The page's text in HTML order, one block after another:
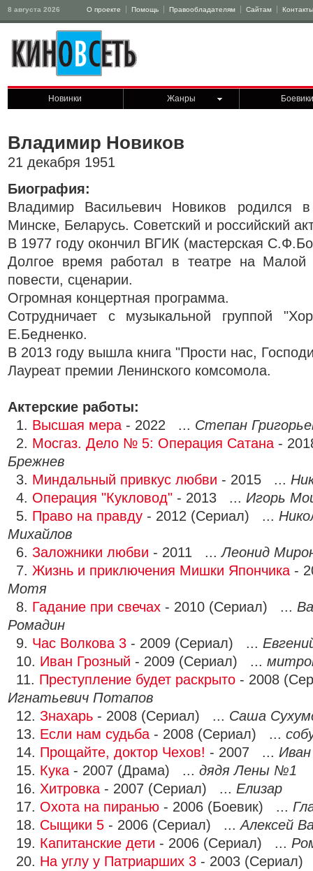
8 августа 2026 О проекте Помощь Правообладателям Сайтам Контакты
Новинки Жанры Боевики
Владимир Новиков
21 декабря 1951
Биография:
Владимир Васильевич Новиков родился в
Минске, Беларусь. Советский и российский
В 1977 году окончил ВГИК (мастерская
Долгое время работал в театре на Малой
повести, сценарии.
Огромная концертная программа.
Сотрудничает с музыкальной группой
Е.Бедненко.
В 2013 году вышла книга "Прости нас,
Лауреат премии Ленинского комсомола.
Актерские работы:
1. Высшая мера - 2022 ... Степан
2. Мосгаз. Дело № 5: Операция Сатана -
Брежнев
3. Миндальный привкус любви - 2015 ...
4. Операция "Кукловод" - 2013 ... Игорь
5. Право на правду - 2012 (Сериал) ...
Михайлов
6. Заложники любви - 2011 ...Леонид
7. Жизнь и приключения Мишки Япончика -
Мотя
8. Гадание при свечах - 2010 (Сериал) ...
Ромадин
9. Час Волкова 3 - 2009 (Сериал) ...
10. Иван Грозный - 2009 (Сериал) ...
11. Преступление будет раскрыто - 2008
Игнатьевич Потапов
12. Знахарь - 2008 (Сериал) ... Саша
13. Если нам судьба - 2008 (Сериал) ...
14. Прощайте, доктор Чехов! - 2007 ... Иван
15. Кука - 2007 (Драма) ... дядя Лены №1
16. Хитровка - 2007 (Сериал) ... Елизар
17. Охота на пиранью - 2006 (Боевик) ...
18. Сыщики 5 - 2006 (Сериал) ...Алексей
19. Капитанские дети - 2006 (Сериал) ...
20. На углу у Патриарших 3 - 2003